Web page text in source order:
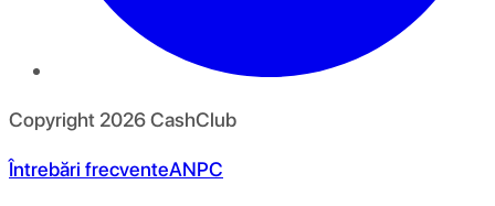
Copyright 2026CashClub
Întrebări frecventeANPC